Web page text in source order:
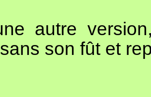
autre
son fût et